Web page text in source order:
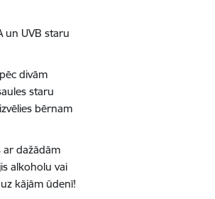
un UVB staru
divām
staru
bērnam
ar dažādām
alkoholu vai
kājām ūdenī!